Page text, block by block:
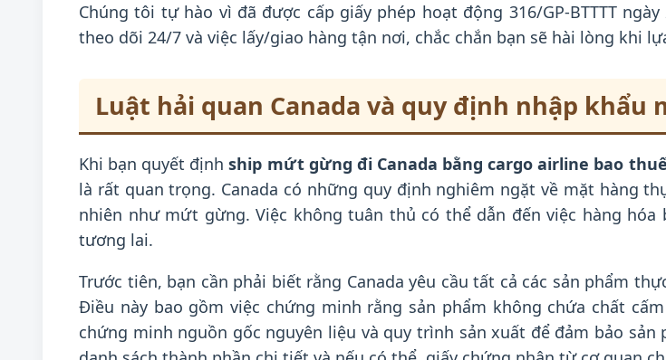
Chúng tôi tự hào vì đã được cấp giấy phép hoạt động 316/GP-BTTTT
theo dõi 24/7 và việc lấy/giao hàng tận nơi, chắc chắn bạn sẽ hài lòng khi
Luật hải quan Canada và quy định nhập khẩu
Khi bạn quyết địnhship mứt gừng đi Canada bằng cargo airline bao
là rất quan trọng. Canada có những quy định nghiêm ngặt về mặt hàng
nhiên như mứt gừng. Việc không tuân thủ có thể dẫn đến việc hàng
tương lai.
Trước tiên, bạn cần phải biết rằng Canada yêu cầu tất cả các sản phẩm
Điều này bao gồm việc chứng minh rằng sản phẩm không chứa chất
chứng minh nguồn gốc nguyên liệu và quy trình sản xuất để đảm bảo